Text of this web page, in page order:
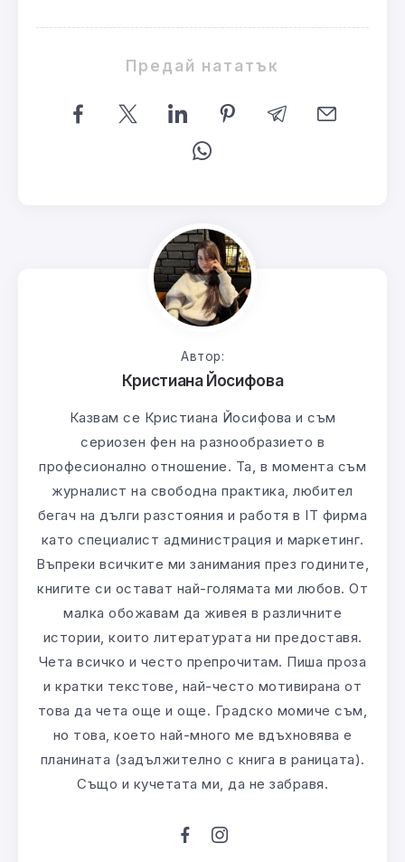
Предай нататък
Автор:
Кристиана Йосифова
Казвам се Кристиана Йосифова и съм
сериозен фен на разнообразието в
професионално отношение. Та, в момента съм
журналист на свободна практика, любител
бегач на дълги разстояния и работя в IT фирма
като специалист администрация и маркетинг.
Въпреки всичките ми занимания през годините,
книгите си остават най-голямата ми любов. От
малка обожавам да живея в различните
истории, които литературата ни предоставя.
Чета всичко и често препрочитам. Пиша проза
и кратки текстове, най-често мотивирана от
това да чета още и още. Градско момиче съм,
но това, което най-много ме вдъхновява е
планината (задължително с книга в раницата).
Също и кучетата ми, да не забравя.